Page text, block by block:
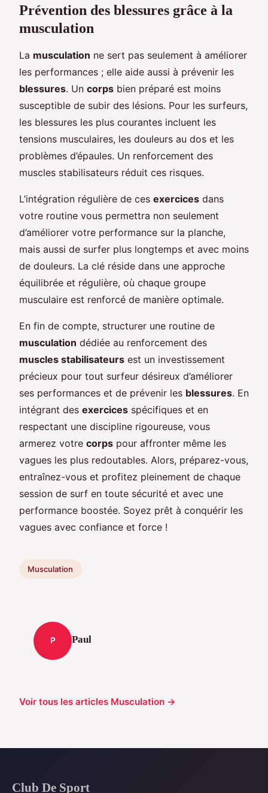
Prévention des blessures grâce à la
musculation
La musculation ne sert pas seulement à améliorer
les performances ; elle aide aussi à prévenir les
blessures. Un corps bien préparé est moins
susceptible de subir des lésions. Pour les surfeurs,
les blessures les plus courantes incluent les
tensions musculaires, les douleurs au dos et les
problèmes d’épaules. Un renforcement des
muscles stabilisateurs réduit ces risques.
L’intégration régulière de ces exercices dans
votre routine vous permettra non seulement
d’améliorer votre performance sur la planche,
mais aussi de surfer plus longtemps et avec moins
de douleurs. La clé réside dans une approche
équilibrée et régulière, où chaque groupe
musculaire est renforcé de manière optimale.
En fin de compte, structurer une routine de
musculation dédiée au renforcement des
muscles stabilisateurs est un investissement
précieux pour tout surfeur désireux d’améliorer
ses performances et de prévenir les blessures. En
intégrant des exercices spécifiques et en
respectant une discipline rigoureuse, vous
armerez votre corps pour affronter même les
vagues les plus redoutables. Alors, préparez-vous,
entraînez-vous et profitez pleinement de chaque
session de surf en toute sécurité et avec une
performance boostée. Soyez prêt à conquérir les
vagues avec confiance et force !
Musculation
P Paul
Voir tous les articles Musculation →
Club De Sport